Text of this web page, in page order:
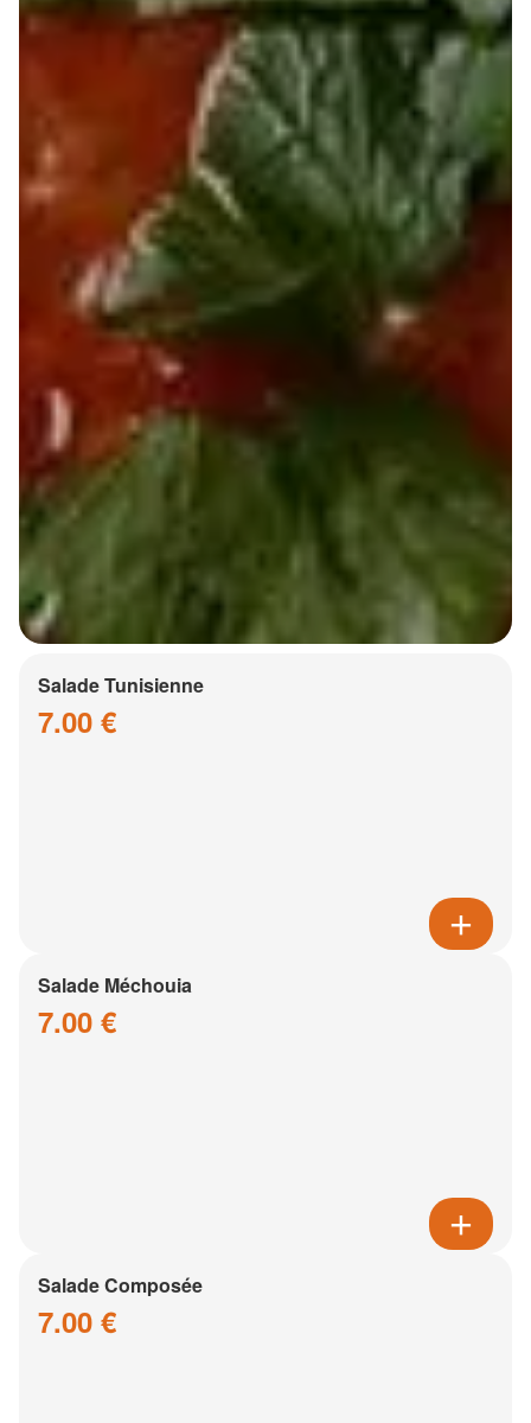
Salade Tunisienne
7.00 €
Salade Méchouia
7.00 €
Salade Composée
7.00 €